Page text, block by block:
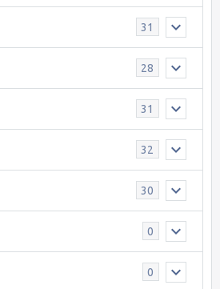
31
28
31
32
30
0
0